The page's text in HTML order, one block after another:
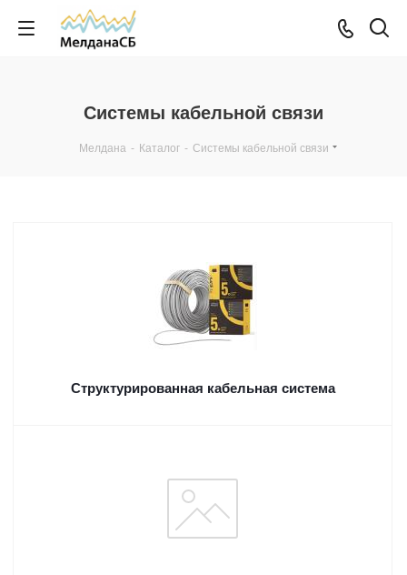
Системы кабельной связи
Мелдана - Каталог - Системы кабельной связи
Структурированная кабельная система